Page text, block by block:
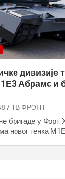
дивизије
Абрамс и
ТВ ФРОНТ
бригаде у Форт
новог тенка